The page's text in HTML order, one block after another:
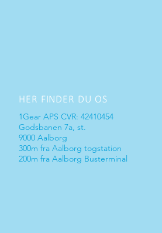
HER FINDER DU OS
1Gear APS CVR: 42410454
Godsbanen 7a, st.
9000 Aalborg
300m fra Aalborg togstation
200m fra Aalborg Busterminal